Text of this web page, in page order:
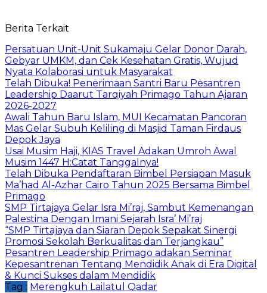
Berita Terkait
Persatuan Unit-Unit Sukamaju Gelar Donor Darah,
Gebyar UMKM, dan Cek Kesehatan Gratis, Wujud
Nyata Kolaborasi untuk Masyarakat
Telah Dibuka! Penerimaan Santri Baru Pesantren
Leadership Daarut Tarqiyah Primago Tahun Ajaran
2026-2027
Awali Tahun Baru Islam, MUI Kecamatan Pancoran
Mas Gelar Subuh Keliling di Masjid Taman Firdaus
Depok Jaya
Usai Musim Haji, KIAS Travel Adakan Umroh Awal
Musim 1447 H:Catat Tanggalnya!
Telah Dibuka Pendaftaran Bimbel Persiapan Masuk
Ma’had Al-Azhar Cairo Tahun 2025 Bersama Bimbel
Primago
SMP Tirtajaya Gelar Isra Mi’raj, Sambut Kemenangan
Palestina Dengan Imani Sejarah Isra’ Mi’raj
“SMP Tirtajaya dan Siaran Depok Sepakat Sinergi
Promosi Sekolah Berkualitas dan Terjangkau”
Pesantren Leadership Primago adakan Seminar
Kepesantrenan Tentang Mendidik Anak di Era Digital
& Kunci Sukses dalam Mendidik
Tag : Merengkuh Lailatul Qadar